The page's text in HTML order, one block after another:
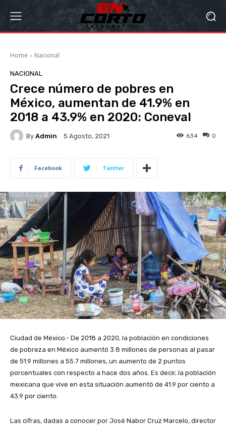
Home Nacional
NACIONAL
Crece número de pobres en
México, aumentan de 41.9% en
2018 a 43.9% en 2020: Coneval
By Admin 5 Agosto, 2021 0
634
Facebook Twitter
Ciudad de México.- De 2018 a 2020, la población en condiciones
de pobreza en México aumentó 3.8 millones de personas al pasar
de 51.9 millones a 55.7 millones, un aumento de 2 puntos
porcentuales con respecto a hace dos años. Es decir, la población
mexicana que vive en esta situación aumentó de 41.9 por ciento a
43.9 por ciento.
Las cifras, dadas a conocer por José Nabor Cruz Marcelo, director